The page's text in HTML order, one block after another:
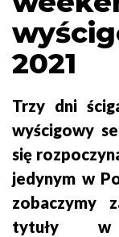
2021
Trzy dni
wyścigowy
się
jedynym w
zobaczymy
tytuły w